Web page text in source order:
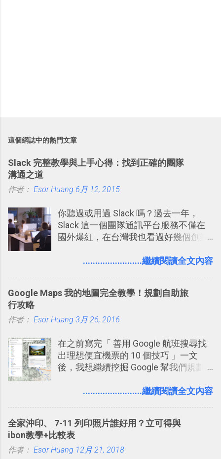
這個網誌中的熱門文章
Slack 完整教學與上手心得：找到正確的團隊
溝通之道
作者： Esor Huang 6月 12, 2015
你聽過或用過 Slack 嗎？過去一年，
Slack 這一個團隊通訊平台服務不僅在
國外爆紅，在台灣我也看過好幾個創業
理，到底 Slack 有什麼魅力？它是不是
有機會在一個專案合作中使用了 Slack
點： 1. 「 很有趣 」： Slack 裡擁有跟
聊天打屁、傳送有趣影音圖文的功能。
2. 「 有效率 」：但是 Slack 的頻道、群
組機制讓茶水間的聊天，不會干擾工作
事可以從聊天中記錄重點。 3. 「 有彈性
的軟體則讓同事可以在任何地方和公司
保持聯繫。 如果你需要中文版的同類平
台，可以參考： JANDI 高效率團隊通訊
........................繼續閱讀全文內容
Google Maps 我的地圖完全教學！規劃自助旅
行攻略
作者： Esor Huang 3月 26, 2016
在之前寫完「 善用 Google 航班搜尋找
出理想便宜機票的 10 個技巧 」一文
後，我想繼續挖掘 Google 幫我們規劃
入的來聊聊 Google 的「我的地圖」服
線，對商務需求來說可以打造出一張一
張資料地圖（例如我之前在製作一本新
書時建立的「 台灣推薦空拍地點地圖
........................繼續閱讀全文內容
全家沖印、 7-11 列印照片誰好用？立可得與
ibon教學+比較表
作者： Esor Huang 12月 21, 2018